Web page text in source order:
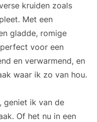
kruiden zoals
Met een
gladde, romige
voor een
en verwarmend, en
waar ik zo van hou.
geniet ik van de
Of het nu in een